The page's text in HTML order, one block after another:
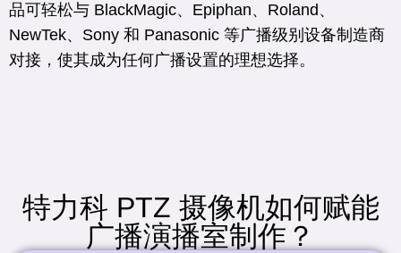
品可轻松与 BlackMagic、Epiphan、Roland、
NewTek、Sony 和 Panasonic 等广播级别设备制造商
对接，使其成为任何广播设置的理想选择。
特力科 PTZ 摄像机如何赋能
广播演播室制作？